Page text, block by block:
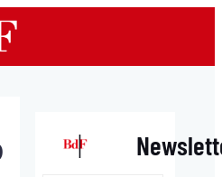
|